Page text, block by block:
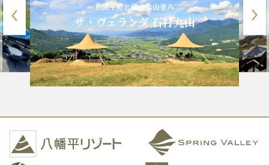
魚沼平野と雄大な山並み
ザ・ヴェランダ 石打丸山